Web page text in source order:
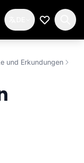
Meine
und Erkundungen